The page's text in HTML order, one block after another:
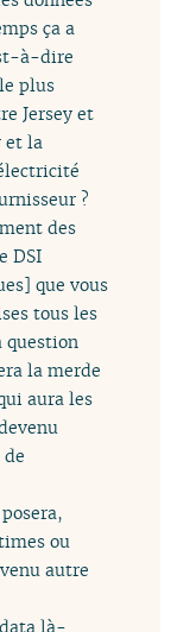
ça a
à-dire
plus
Jersey et
et la
?
des
DSI
que vous
tous les
question
la merde
aura les
ou
autre
là-